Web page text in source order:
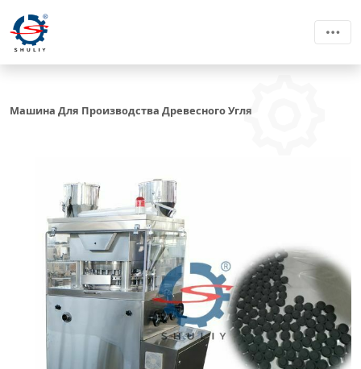
Машина Для Производства Древесного Угля